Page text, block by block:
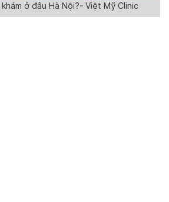
ở đâu Hà Nội?- Việt Mỹ Clinic